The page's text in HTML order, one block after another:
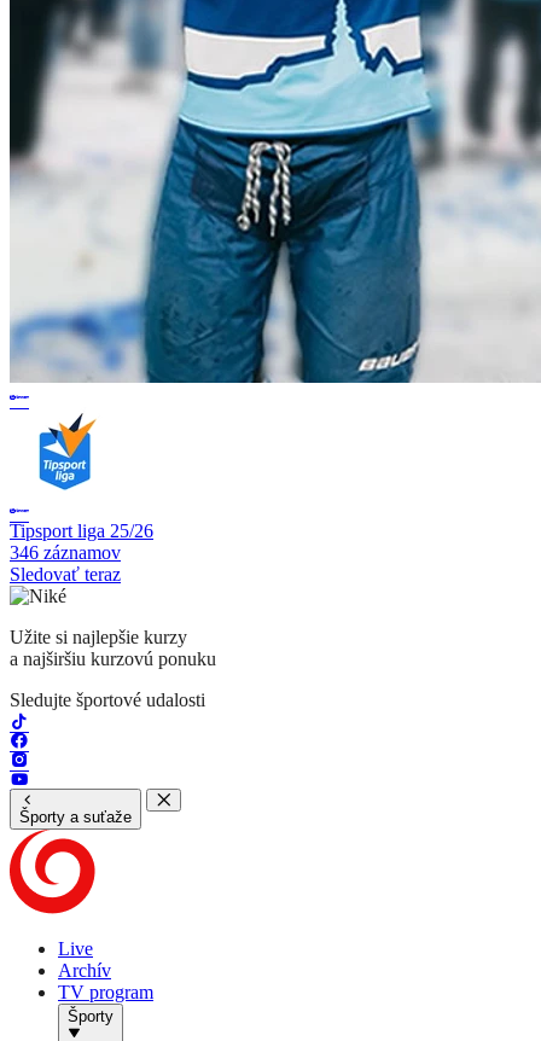
Tipsport liga 25/26
346 záznamov
Sledovať teraz
Užite si najlepšie kurzy
a najširšiu kurzovú ponuku
Sledujte športové udalosti
Športy a suťaže
Live
Archív
TV program
Športy